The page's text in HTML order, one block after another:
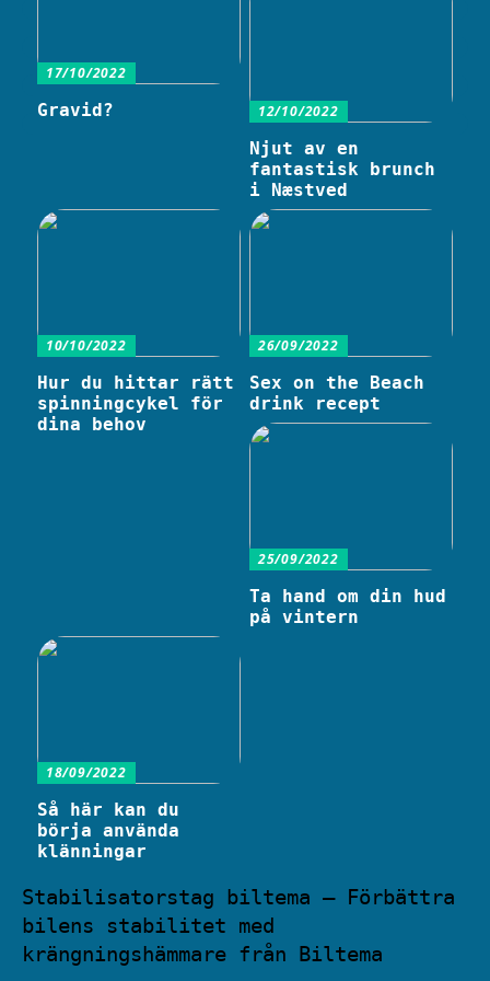
17/10/2022
Gravid? 12/10/2022
Njut av en
fantastisk brunch
i Næstved
10/10/2022
Hur du hittar rätt
spinningcykel för
dina behov
26/09/2022
Sex on the Beach
drink recept
25/09/2022
Ta hand om din hud
på vintern
18/09/2022
Så här kan du
börja använda
klänningar
Stabilisatorstag biltema – Förbättra
bilens stabilitet med
krängningshämmare från Biltema